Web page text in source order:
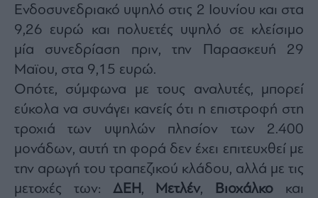
By
submitting
your
email,
agree
to
our
Terms
Privacy
You
can
opt
out
Ενδοσυνεδριακό υψηλό στις 2 Ιουνίου και στα
9,26 ευρώ και πολυετές υψηλό σε κλείσιμο
μία συνεδρίαση πριν, την Παρασκευή 29
Μαϊου, στα 9,15 ευρώ.
Οπότε, σύμφωνα με τους αναλυτές, μπορεί
εύκολα να συνάγει κανείς ότι η επιστροφή στη
τροχιά των υψηλών πλησίον των 2.400
μονάδων, αυτή τη φορά δεν έχει επιτευχθεί με
την αρωγή του τραπεζικού κλάδου, αλλά με τις
μετοχές των: ΔΕΗ, Μετλέν, Βιοχάλκο και